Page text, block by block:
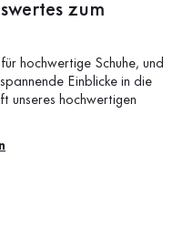
zum
hochwertige Schuhe, und
Einblicke in die
unseres hochwertigen